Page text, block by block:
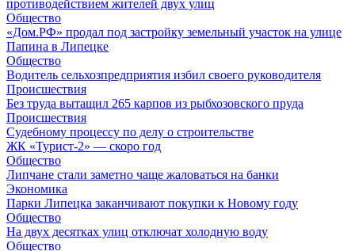
противодействием жителей двух улиц
Общество
«Дом.РФ» продал под застройку земельный участок на улице
Папина в Липецке
Общество
Водитель сельхозпредприятия избил своего руководителя
Происшествия
Без труда вытащил 265 карпов из рыбхозовского пруда
Происшествия
Судебному процессу по делу о строительстве
ЖК «Турист-2» — скоро год
Общество
Липчане стали заметно чаще жаловаться на банки
Экономика
Парки Липецка заканчивают покупки к Новому году
Общество
На двух десятках улиц отключат холодную воду
Общество